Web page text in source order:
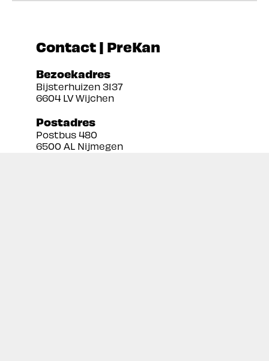
Contact | PreKan
Bezoekadres
Bijsterhuizen 3137
6604 LV Wijchen
Postadres
Postbus 480
6500 AL Nijmegen